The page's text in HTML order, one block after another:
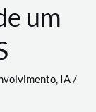
um
, IA/